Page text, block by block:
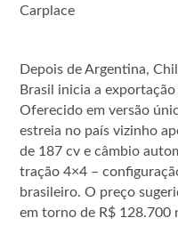
Carplace
Depois de Argentina,
Brasil inicia a exportação
Oferecido em versão
estreia no país vizinho
de 187 cv e câmbio
tração 4×4 –
brasileiro. O preço
em torno de R$ 128.700